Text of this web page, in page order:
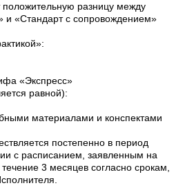
положительную разницу между
«Стандарт с сопровождением»
«Экспресс»
равной):
материалами и конспектами
постепенно в период
с расписанием, заявленным на
3 месяцев согласно срокам,